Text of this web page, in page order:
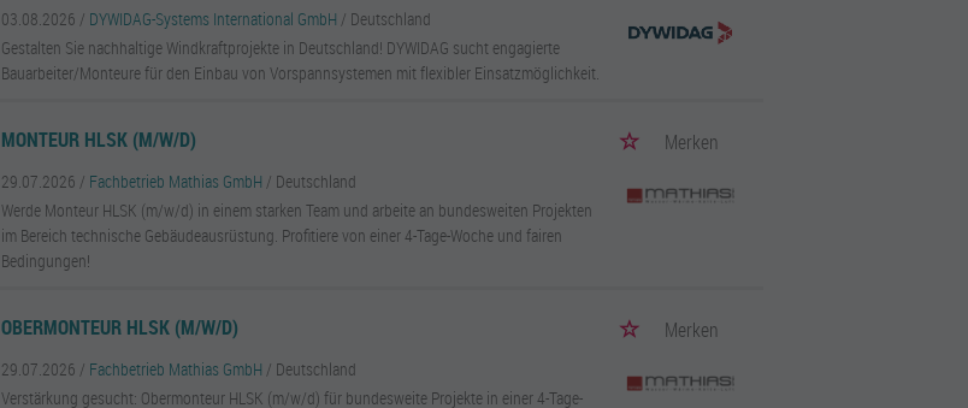
03.08.2026 / DYWIDAG-Systems International GmbH / Deutschland
Gestalten Sie nachhaltige Windkraftprojekte in Deutschland! DYWIDAG sucht engagierte
Bauarbeiter/Monteure für den Einbau von Vorspannsystemen mit flexibler Einsatzmöglichkeit.
MONTEUR HLSK (M/W/D) Merken
29.07.2026 / Fachbetrieb Mathias GmbH / Deutschland
Werde Monteur HLSK (m/w/d) in einem starken Team und arbeite an bundesweiten Projekten
im Bereich technische Gebäudeausrüstung. Profitiere von einer 4-Tage-Woche und fairen
Bedingungen!
OBERMONTEUR HLSK (M/W/D) Merken
29.07.2026 / Fachbetrieb Mathias GmbH / Deutschland
Verstärkung gesucht: Obermonteur HLSK (m/w/d) für bundesweite Projekte in einer 4-Tage-